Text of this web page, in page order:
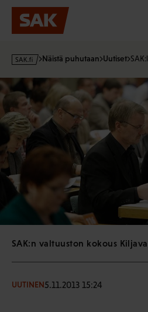
Hyppää
sisältöön
s
f
i
Näistä puhutaan Uutiset
SAK:n valtuuston kokous
UUTINEN5.11.2013 15:24